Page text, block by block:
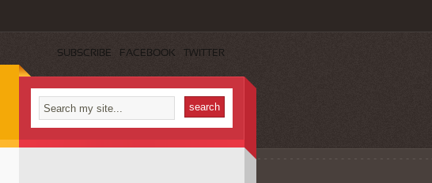
SUBSCRIBE FACEBOOK TWITTER